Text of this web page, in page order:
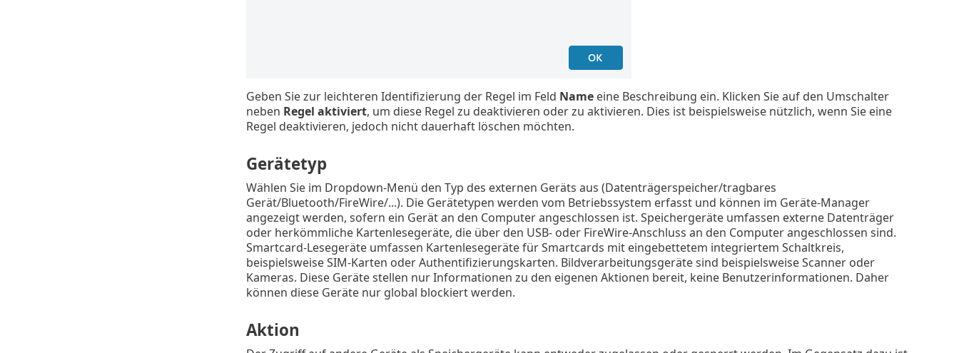
Geben Sie zur leichteren Identifizierung der Regel im Feld Nameeine Beschreibung ein. Klicken Sie auf den Umschalter
neben Regel aktiviert, um diese Regel zu deaktivieren oder zu aktivieren. Dies ist beispielsweise nützlich, wenn Sie eine
Regel deaktivieren, jedoch nicht dauerhaft löschen möchten.
Gerätetyp
Wählen Sie im Dropdown-Menü den Typ des externen Geräts aus (Datenträgerspeicher/tragbares
Gerät/Bluetooth/FireWire/...). Die Gerätetypen werden vom Betriebssystem erfasst und können im Geräte-Manager
angezeigt werden, sofern ein Gerät an den Computer angeschlossen ist. Speichergeräte umfassen externe Datenträger
oder herkömmliche Kartenlesegeräte, die über den USB- oder FireWire-Anschluss an den Computer angeschlossen sind.
Smartcard-Lesegeräte umfassen Kartenlesegeräte für Smartcards mit eingebettetem integriertem Schaltkreis,
beispielsweise SIM-Karten oder Authentifizierungskarten. Bildverarbeitungsgeräte sind beispielsweise Scanner oder
Kameras. Diese Geräte stellen nur Informationen zu den eigenen Aktionen bereit, keine Benutzerinformationen. Daher
können diese Geräte nur global blockiert werden.
Aktion